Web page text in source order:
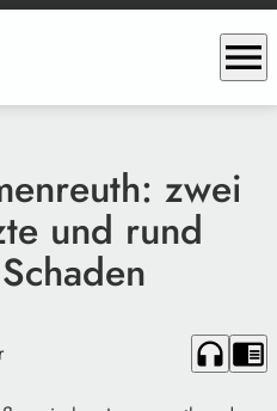
menu
zwei
und rund
headphones chrome_reader_mode